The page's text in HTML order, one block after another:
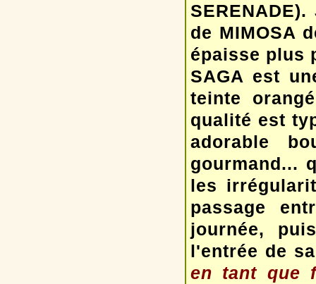
de MIMOSA
épaisse plus
SAGA est
teinte
qualité est
adorable
gourmand...
les
passage
journée,
l'entrée de
en tant que